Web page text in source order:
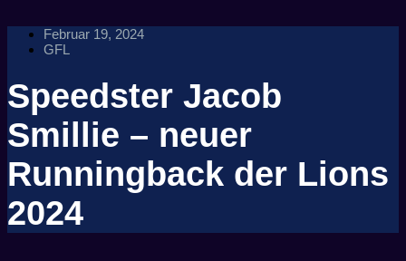
Februar 19, 2024
GFL
Speedster Jacob
Smillie – neuer
Runningback der Lions
2024